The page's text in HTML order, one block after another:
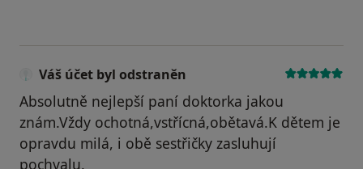
Váš účet byl odstraněn
Absolutně nejlepší paní doktorka jakou
znám.Vždy ochotná,vstřícná,obětavá.K dětem je
opravdu milá, i obě sestřičky zasluhují
pochvalu.